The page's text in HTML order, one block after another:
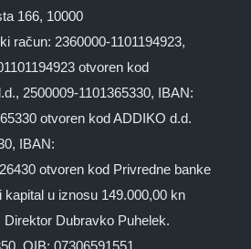
166, 10000
račun: 2360000-1101194923,
otvoren kod
2500009-1101365330, IBAN:
otvoren kod ADDIKO d.d.
IBAN:
otvoren kod Privredne banke
kapital u iznosu 149.000,00 kn
Direktor Dubravko Puhelek.
OIB: 07306591551